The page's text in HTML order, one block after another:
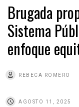
Brugada
Sistema
enfoque
REBECA ROMERO
AGOSTO 11, 2025